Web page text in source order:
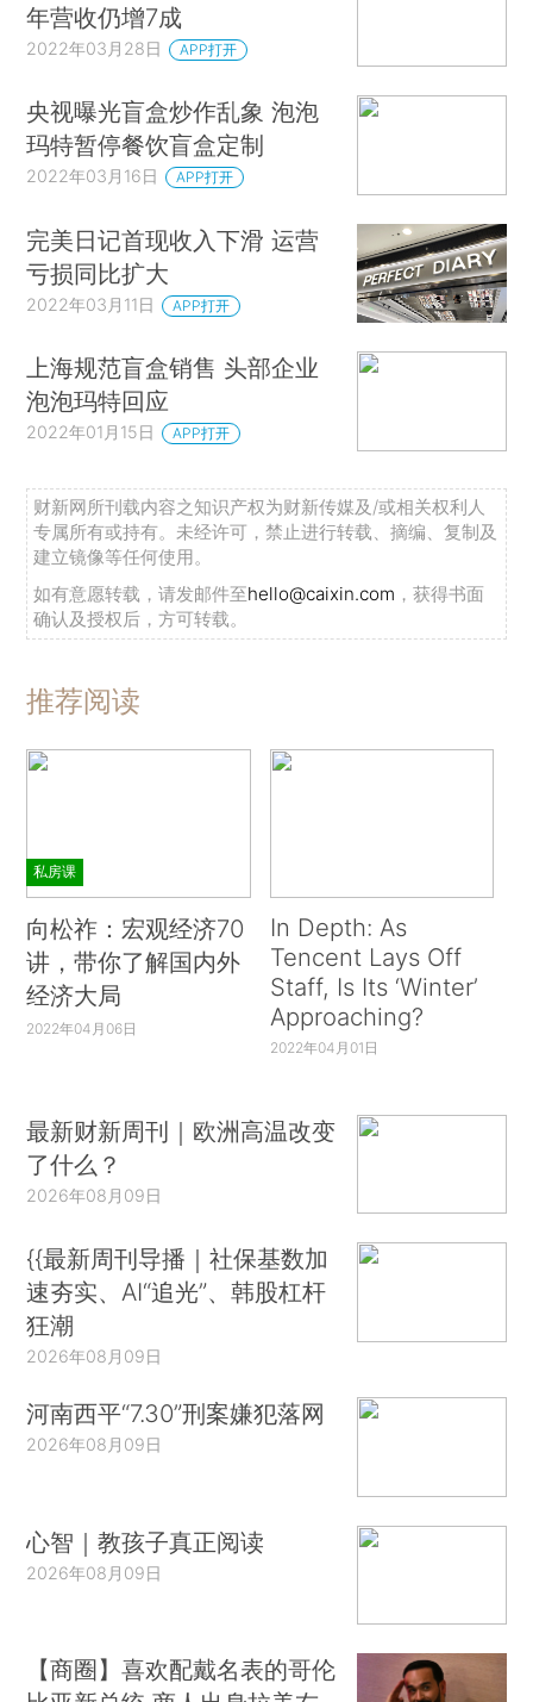
年营收仍增7成
2022年03月28日 APP打开
央视曝光盲盒炒作乱象 泡泡
玛特暂停餐饮盲盒定制
2022年03月16日 APP打开
完美日记首现收入下滑 运营
亏损同比扩大
2022年03月11日 APP打开
上海规范盲盒销售 头部企业
泡泡玛特回应
2022年01月15日 APP打开
财新网所刊载内容之知识产权为财新传媒及/或相关权利人
专属所有或持有。未经许可，禁止进行转载、摘编、复制及
建立镜像等任何使用。
如有意愿转载，请发邮件至hello@caixin.com ，获得书面
确认及授权后，方可转载。
推荐阅读
私房课
向松祚：宏观经济70
讲，带你了解国内外
经济大局
2022年04月06日
In Depth: As
Tencent Lays Off
Staff, Is Its ‘Winter’
Approaching?
2022年04月01日
最新财新周刊｜欧洲高温改变
了什么？
2026年08月09日
{{最新周刊导播｜社保基数加
速夯实、AI“追光”、韩股杠杆
狂潮
2026年08月09日
河南西平“7.30”刑案嫌犯落网
2026年08月09日
心智｜教孩子真正阅读
2026年08月09日
【商圈】喜欢配戴名表的哥伦